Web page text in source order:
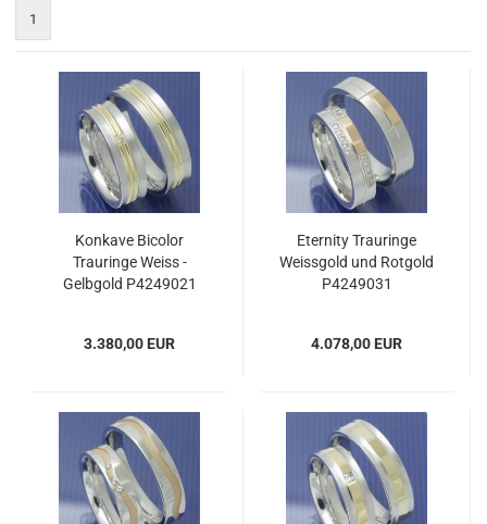
1
Konkave Bicolor
Trauringe Weiss -
Gelbgold P4249021
3.380,00 EUR
Eternity Trauringe
Weissgold und Rotgold
P4249031
4.078,00 EUR